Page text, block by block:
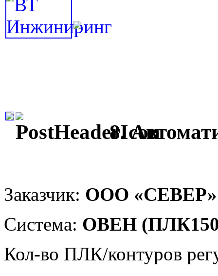
8.
Заказчик: ООО «СЕВЕР»
Система: ОВЕН
Кол-во ПЛК/контуров